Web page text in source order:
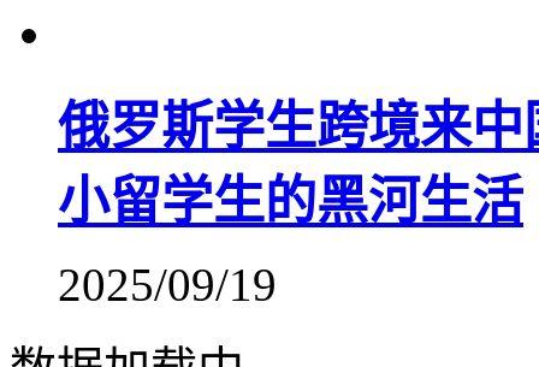
俄罗斯学生跨境来
小留学生的黑河生活
2025/09/19